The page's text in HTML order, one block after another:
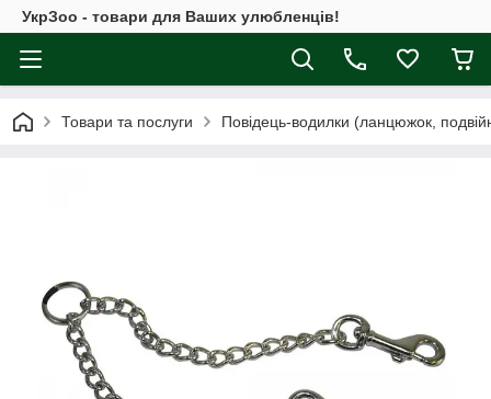
УкрЗоо - товари для Ваших улюбленців!
Товари та послуги Повідець-водилки (ланцюжок,